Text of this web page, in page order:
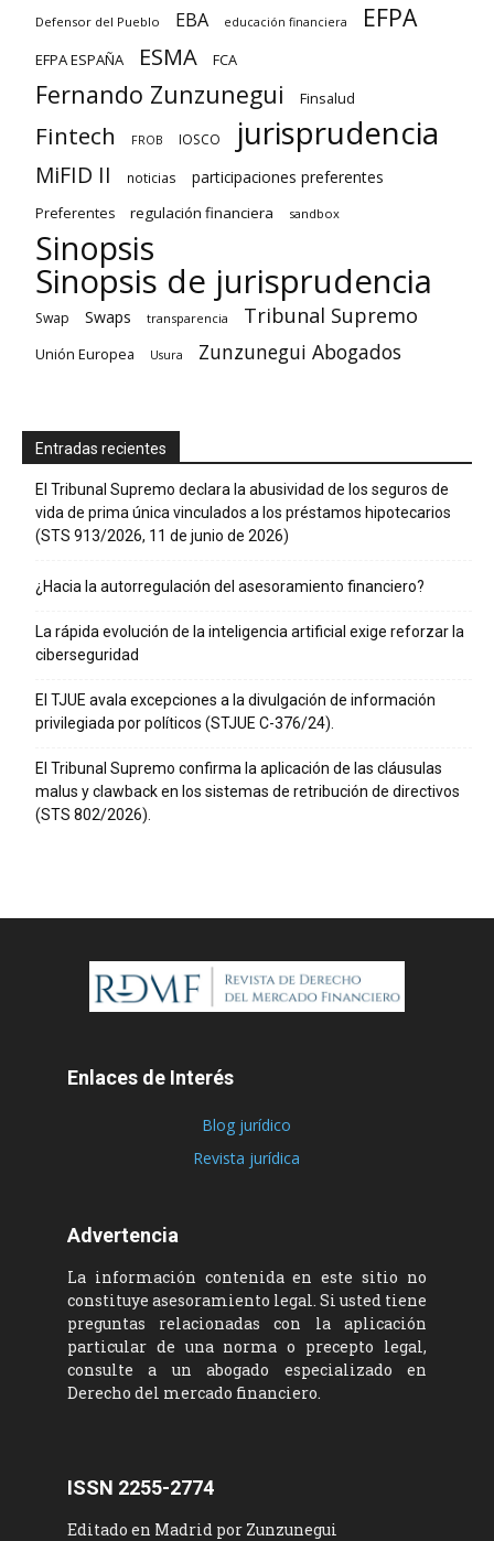
Defensor del Pueblo EBA educación financiera EFPA
EFPA ESPAÑA ESMA FCA
Fernando Zunzunegui Finsalud
Fintech FROB IOSCO jurisprudencia
MiFID II noticias participaciones preferentes
Preferentes regulación financiera sandbox
Sinopsis
Sinopsis de jurisprudencia
Swap Swaps transparencia Tribunal Supremo
Unión Europea Usura Zunzunegui Abogados
Entradas recientes
El Tribunal Supremo declara la abusividad de los seguros de
vida de prima única vinculados a los préstamos hipotecarios
(STS 913/2026, 11 de junio de 2026)
¿Hacia la autorregulación del asesoramiento financiero?
La rápida evolución de la inteligencia artificial exige reforzar la
ciberseguridad
El TJUE avala excepciones a la divulgación de información
privilegiada por políticos (STJUE C-376/24).
El Tribunal Supremo confirma la aplicación de las cláusulas
malus y clawback en los sistemas de retribución de directivos
(STS 802/2026).
Enlaces de Interés
Blog jurídico
Revista jurídica
Advertencia
La información contenida en este sitio no
constituye asesoramiento legal. Si usted tiene
preguntas relacionadas con la aplicación
particular de una norma o precepto legal,
consulte a un abogado especializado en
Derecho del mercado financiero.
ISSN 2255-2774
Editado en Madrid por Zunzunegui